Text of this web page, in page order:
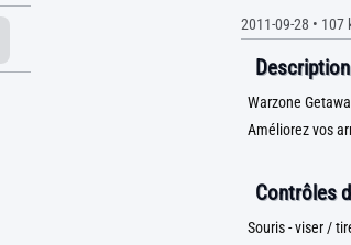
2011-09-28 • 107
Warzone
Améliorez vos
Contrôles
Souris - viser /